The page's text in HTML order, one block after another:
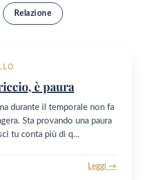
Relazione
è paura
durante il temporale non fa
Sta provando una paura
tu conta più di q…
Leggi →